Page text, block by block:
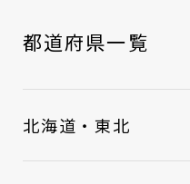
都道府県一覧
北海道・東北